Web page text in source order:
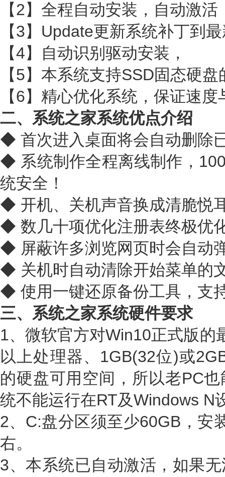
【2】全程自动安装，自动激活
【3】Update更新系统补丁到
【4】自动识别驱动安装，
【5】本系统支持SSD固态硬
【6】精心优化系统，保证速
二、系统之家系统优点介绍
◆ 首次进入桌面将会自动删除
◆ 系统制作全程离线制作，
统安全！
◆ 开机、关机声音换成清脆悦
◆ 数几十项优化注册表终极优
◆ 屏蔽许多浏览网页时会自动
◆ 关机时自动清除开始菜单的
◆ 使用一键还原备份工具，支
三、系统之家系统硬件要求
1、微软官方对Win10正式版的
以上处理器、1GB(32位)或
的硬盘可用空间，所以老PC
统不能运行在RT及Windows N
2、C:盘分区须至少60GB，安
右。
3、本系统已自动激活，如果